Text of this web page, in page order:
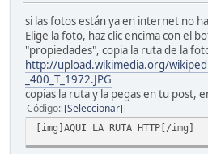
si las fotos están ya en internet no
Elige la foto, haz clic encima con el
"propiedades", copia la ruta de la
http://upload.wikimedia.org/
_400_T_1972.JPG
copias la ruta y la pegas en tu post,
Código [Seleccionar]
[img]AQUI LA RUTA HTTP[/img]